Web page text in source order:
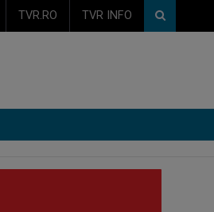
TVR.RO TVR INFO